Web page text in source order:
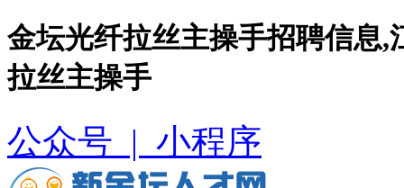
金坛光纤拉丝主操手招聘信息
拉丝主操手
公众号 | 小程序